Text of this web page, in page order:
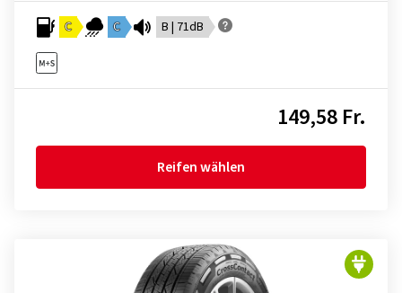
C C B | 71dB
149,58 Fr.
Reifen wählen